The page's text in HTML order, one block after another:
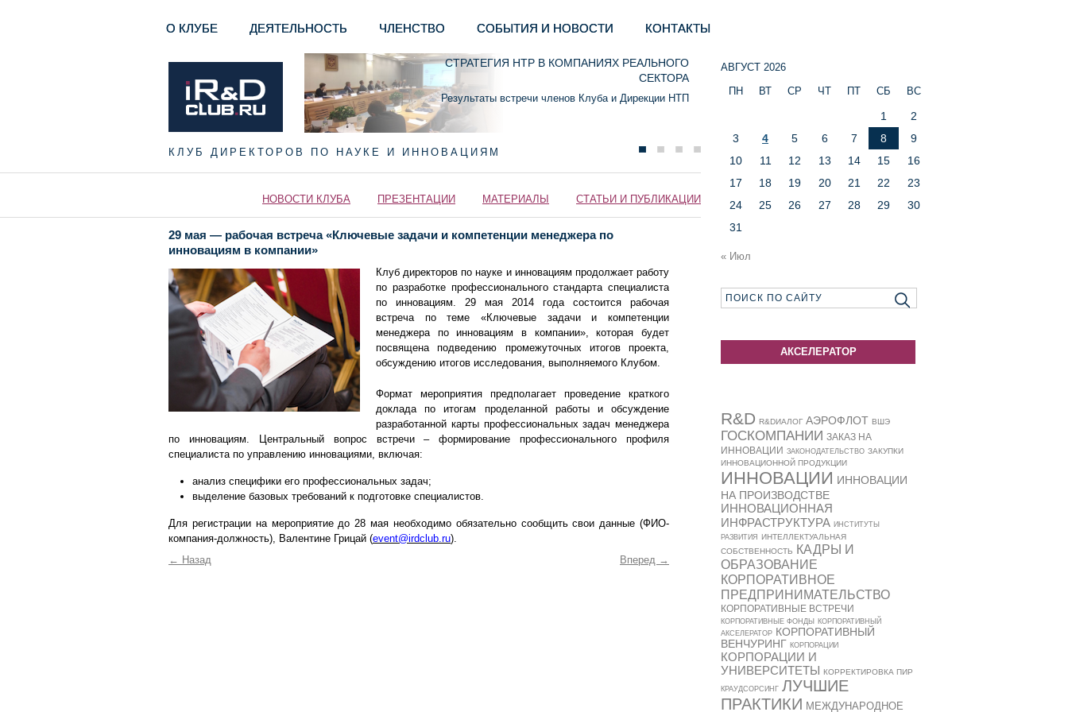
О КЛУБЕ ДЕЯТЕЛЬНОСТЬ ЧЛЕНСТВО СОБЫТИЯ И НОВОСТИ КОНТАКТЫ
СТРАТЕГИЯ НТР В КОМПАНИЯХ РЕАЛЬНОГО
СЕКТОРА
Результаты встречи членов Клуба и Дирекции НТП
КЛУБ ДИРЕКТОРОВ ПО НАУКЕ И ИННОВАЦИЯМ
НОВОСТИ КЛУБА ПРЕЗЕНТАЦИИ МАТЕРИАЛЫ СТАТЬИ И ПУБЛИКАЦИИ
29 мая — рабочая встреча «Ключевые задачи и компетенции менеджера по
инновациям в компании»
Клуб директоров по науке и инновациям продолжает работу
по разработке профессионального стандарта специалиста
по инновациям. 29 мая 2014 года состоится рабочая
встреча по теме «Ключевые задачи и компетенции
менеджера по инновациям в компании», которая будет
посвящена подведению промежуточных итогов проекта,
обсуждению итогов исследования, выполняемого Клубом.
Формат мероприятия предполагает проведение краткого
доклада по итогам проделанной работы и обсуждение
разработанной карты профессиональных задач менеджера
по инновациям. Центральный вопрос встречи – формирование профессионального профиля
специалиста по управлению инновациями, включая:
анализ специфики его профессиональных задач;
выделение базовых требований к подготовке специалистов.
Для регистрации на мероприятиедо 28 мая необходимо обязательно сообщить свои данные (ФИО-
компания-должность), Валентине Грицай (event@irdclub.ru).
← Назад Вперед →
АВГУСТ 2026
ПН
ВТ СР ЧТ ПТ СБ ВС
1
2
3
4 5 6 7 8
9
10
11 12 13 14 15
16
17
18 19 20 21 22
23
24
25 26 27 28 29
30
31
« Июл
АКСЕЛЕРАТОР
R&D R&DИАЛОГ АЭРОФЛОТ ВШЭ
ГОСКОМПАНИИ ЗАКАЗ НА
ИННОВАЦИИ ЗАКОНОДАТЕЛЬСТВО ЗАКУПКИ
ИННОВАЦИОННОЙ ПРОДУКЦИИ
ИННОВАЦИИ ИННОВАЦИИ
НА ПРОИЗВОДСТВЕ
ИННОВАЦИОННАЯ
ИНФРАСТРУКТУРА ИНСТИТУТЫ
РАЗВИТИЯ
ИНТЕЛЛЕКТУАЛЬНАЯ
СОБСТВЕННОСТЬ КАДРЫ И
ОБРАЗОВАНИЕ
КОРПОРАТИВНОЕ
ПРЕДПРИНИМАТЕЛЬСТВО
КОРПОРАТИВНЫЕ ВСТРЕЧИ
КОРПОРАТИВНЫЕ ФОНДЫ
КОРПОРАТИВНЫЙ
АКСЕЛЕРАТОР КОРПОРАТИВНЫЙ
ВЕНЧУРИНГ КОРПОРАЦИИ
КОРПОРАЦИИ И
УНИВЕРСИТЕТЫ КОРРЕКТИРОВКА ПИР
КРАУДСОРСИНГ ЛУЧШИЕ
ПРАКТИКИ МЕЖДУНАРОДНОЕ